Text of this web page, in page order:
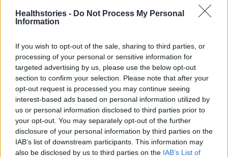
Healthstories - Do Not Process My Personal
Information
If you wish to opt-out of the sale, sharing to third parties, or
processing of your personal or sensitive information for
targeted advertising by us, please use the below opt-out
section to confirm your selection. Please note that after your
opt-out request is processed you may continue seeing
interest-based ads based on personal information utilized by
us or personal information disclosed to third parties prior to
your opt-out. You may separately opt-out of the further
disclosure of your personal information by third parties on the
IAB’s list of downstream participants. This information may
also be disclosed by us to third parties on the IAB’s List of
προετοιμασία ζωής για ευάλωτους νέους
τεσσάρων νέων που μεγάλωσαν σε δομές
φροντίδας και σήμερα χτίζουν τη ζωή τους
αυτόνομα.
Τιμητική βράβευση στον Χαράλαμπο Ταϊγανίδη
Το συνέδριο κορυφώθηκε με την τιμητική
βράβευση του Έλληνα παραολυμπιονίκη και